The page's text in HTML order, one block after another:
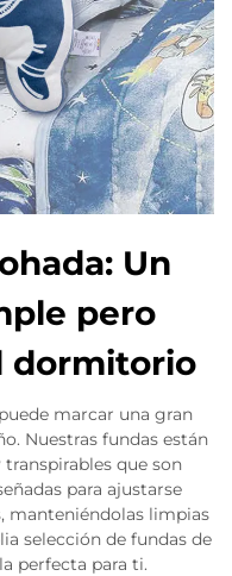
Un
pero
dormitorio
marcar una gran
Nuestras fundas están
que son
para ajustarse
manteniéndolas limpias
selección de fundas de
perfecta para ti.